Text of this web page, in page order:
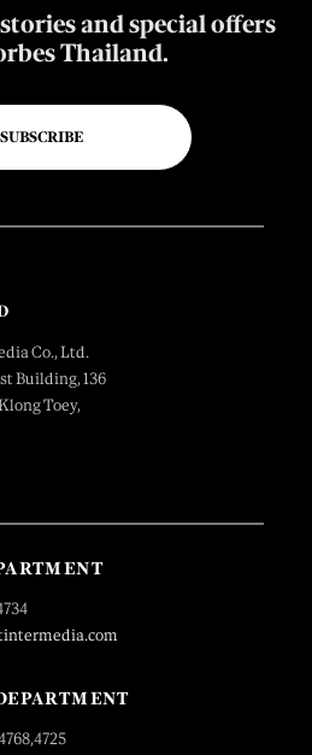
and special offers
Thailand.
SUBSCRIBE
Co., Ltd.
Building, 136
Toey,